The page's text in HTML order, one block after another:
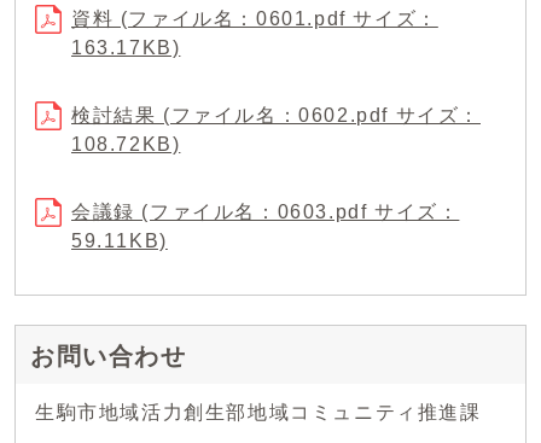
資料 (ファイル名：0601.pdf サイズ：
163.17KB)
検討結果 (ファイル名：0602.pdf サイズ：
108.72KB)
会議録 (ファイル名：0603.pdf サイズ：
59.11KB)
お問い合わせ
生駒市地域活力創生部地域コミュニティ推進課